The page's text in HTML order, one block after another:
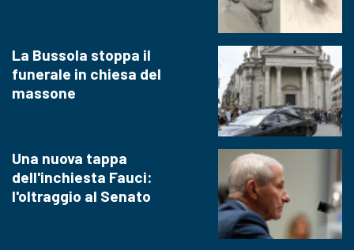
La Bussola stoppa il
funerale in chiesa del
massone
Una nuova tappa
dell'inchiesta Fauci:
l'oltraggio al Senato